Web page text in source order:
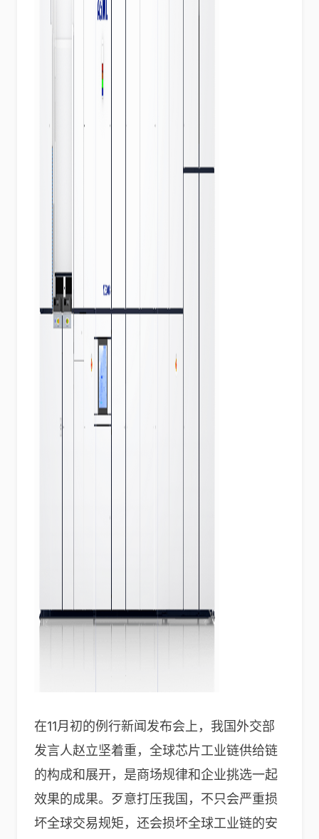
在11月初的例行新闻发布会上，我国外交部
发言人赵立坚着重，全球芯片工业链供给链
的构成和展开，是商场规律和企业挑选一起
效果的成果。歹意打压我国，不只会严重损
坏全球交易规矩，还会损坏全球工业链的安